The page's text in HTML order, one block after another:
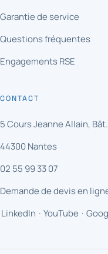
Garantie de service
Questions fréquentes
Engagements RSE
CONTACT
5 Cours Jeanne Allain,
44300 Nantes
02 55 99 33 07
Demande de devis en
LinkedIn · YouTube ·